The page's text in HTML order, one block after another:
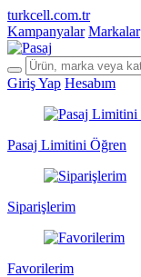
turkcell.com.tr
Kampanyalar Markalar
Giriş Yap Hesabım
Pasaj Limitini Öğren
Siparişlerim
Favorilerim